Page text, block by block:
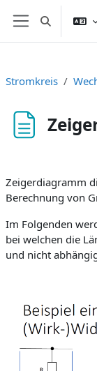
Zum Hauptinhalt
Website-
Stromkreis
Zeigerdiagramm
Berechnung von
Im Folgenden
bei welchen die
und nicht